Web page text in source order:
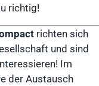
richtig!
richten sich
und sind
Im
der Austausch